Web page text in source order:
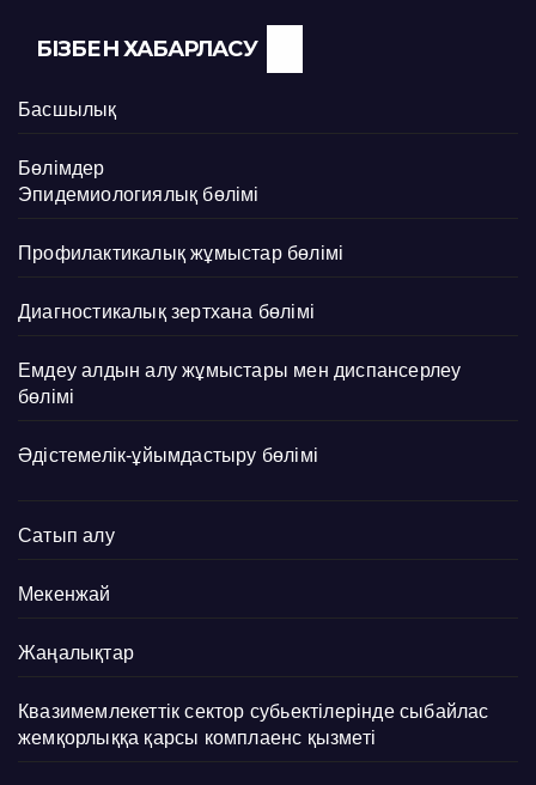
БІЗБЕН ХАБАРЛАСУ
Басшылық
Бөлімдер
Эпидемиологиялық бөлімі
Профилактикалық жұмыстар бөлімі
Диагностикалық зертхана бөлімі
Емдеу алдын алу жұмыстары мен диспансерлеу
бөлімі
Әдістемелік-ұйымдастыру бөлімі
Сатып алу
Мекенжай
Жаңалықтар
Квазимемлекеттік сектор субьектілерінде сыбайлас
жемқорлыққа қарсы комплаенс қызметі